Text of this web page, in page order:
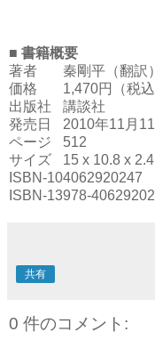
■ 書籍概要
著者
秦剛平（翻訳）
価格
1,470円（税込
出版社
講談社
発売日
2010年11月11
ページ
512
サイズ
15 x 10.8 x
ISBN-104062920247
ISBN-13978-
共有
0 件のコメント: